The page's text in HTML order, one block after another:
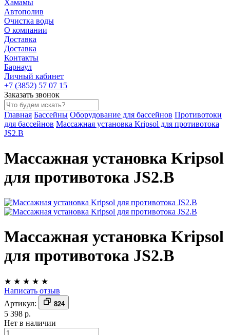
Хамамы
Автополив
Очистка воды
О компании
Доставка
Доставка
Контакты
Барнаул
Личный кабинет
+7 (3852) 57 07 15
Заказать звонок
Главная Бассейны Оборудование для бассейнов Противотоки
для бассейнов Массажная установка Kripsol для противотока
JS2.B
Массажная установка Kripsol
для противотока JS2.B
Массажная установка Kripsol
для противотока JS2.B
★ ★ ★ ★ ★
Написать отзыв
Артикул:
824
5 398 р.
Нет в наличии